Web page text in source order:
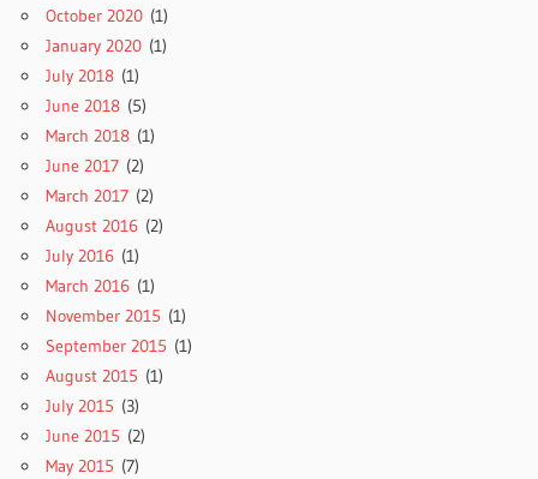
October 2020 (1)
January 2020 (1)
July 2018 (1)
June 2018 (5)
March 2018 (1)
June 2017 (2)
March 2017 (2)
August 2016 (2)
July 2016 (1)
March 2016 (1)
November 2015 (1)
September 2015 (1)
August 2015 (1)
July 2015 (3)
June 2015 (2)
May 2015 (7)